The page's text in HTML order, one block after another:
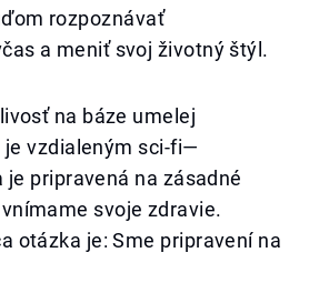
rozpoznávať
a meniť svoj životný štýl.
na báze umelej
je vzdialeným sci-fi—
pripravená na zásadné
svoje zdravie.
otázka je: Sme pripravení na